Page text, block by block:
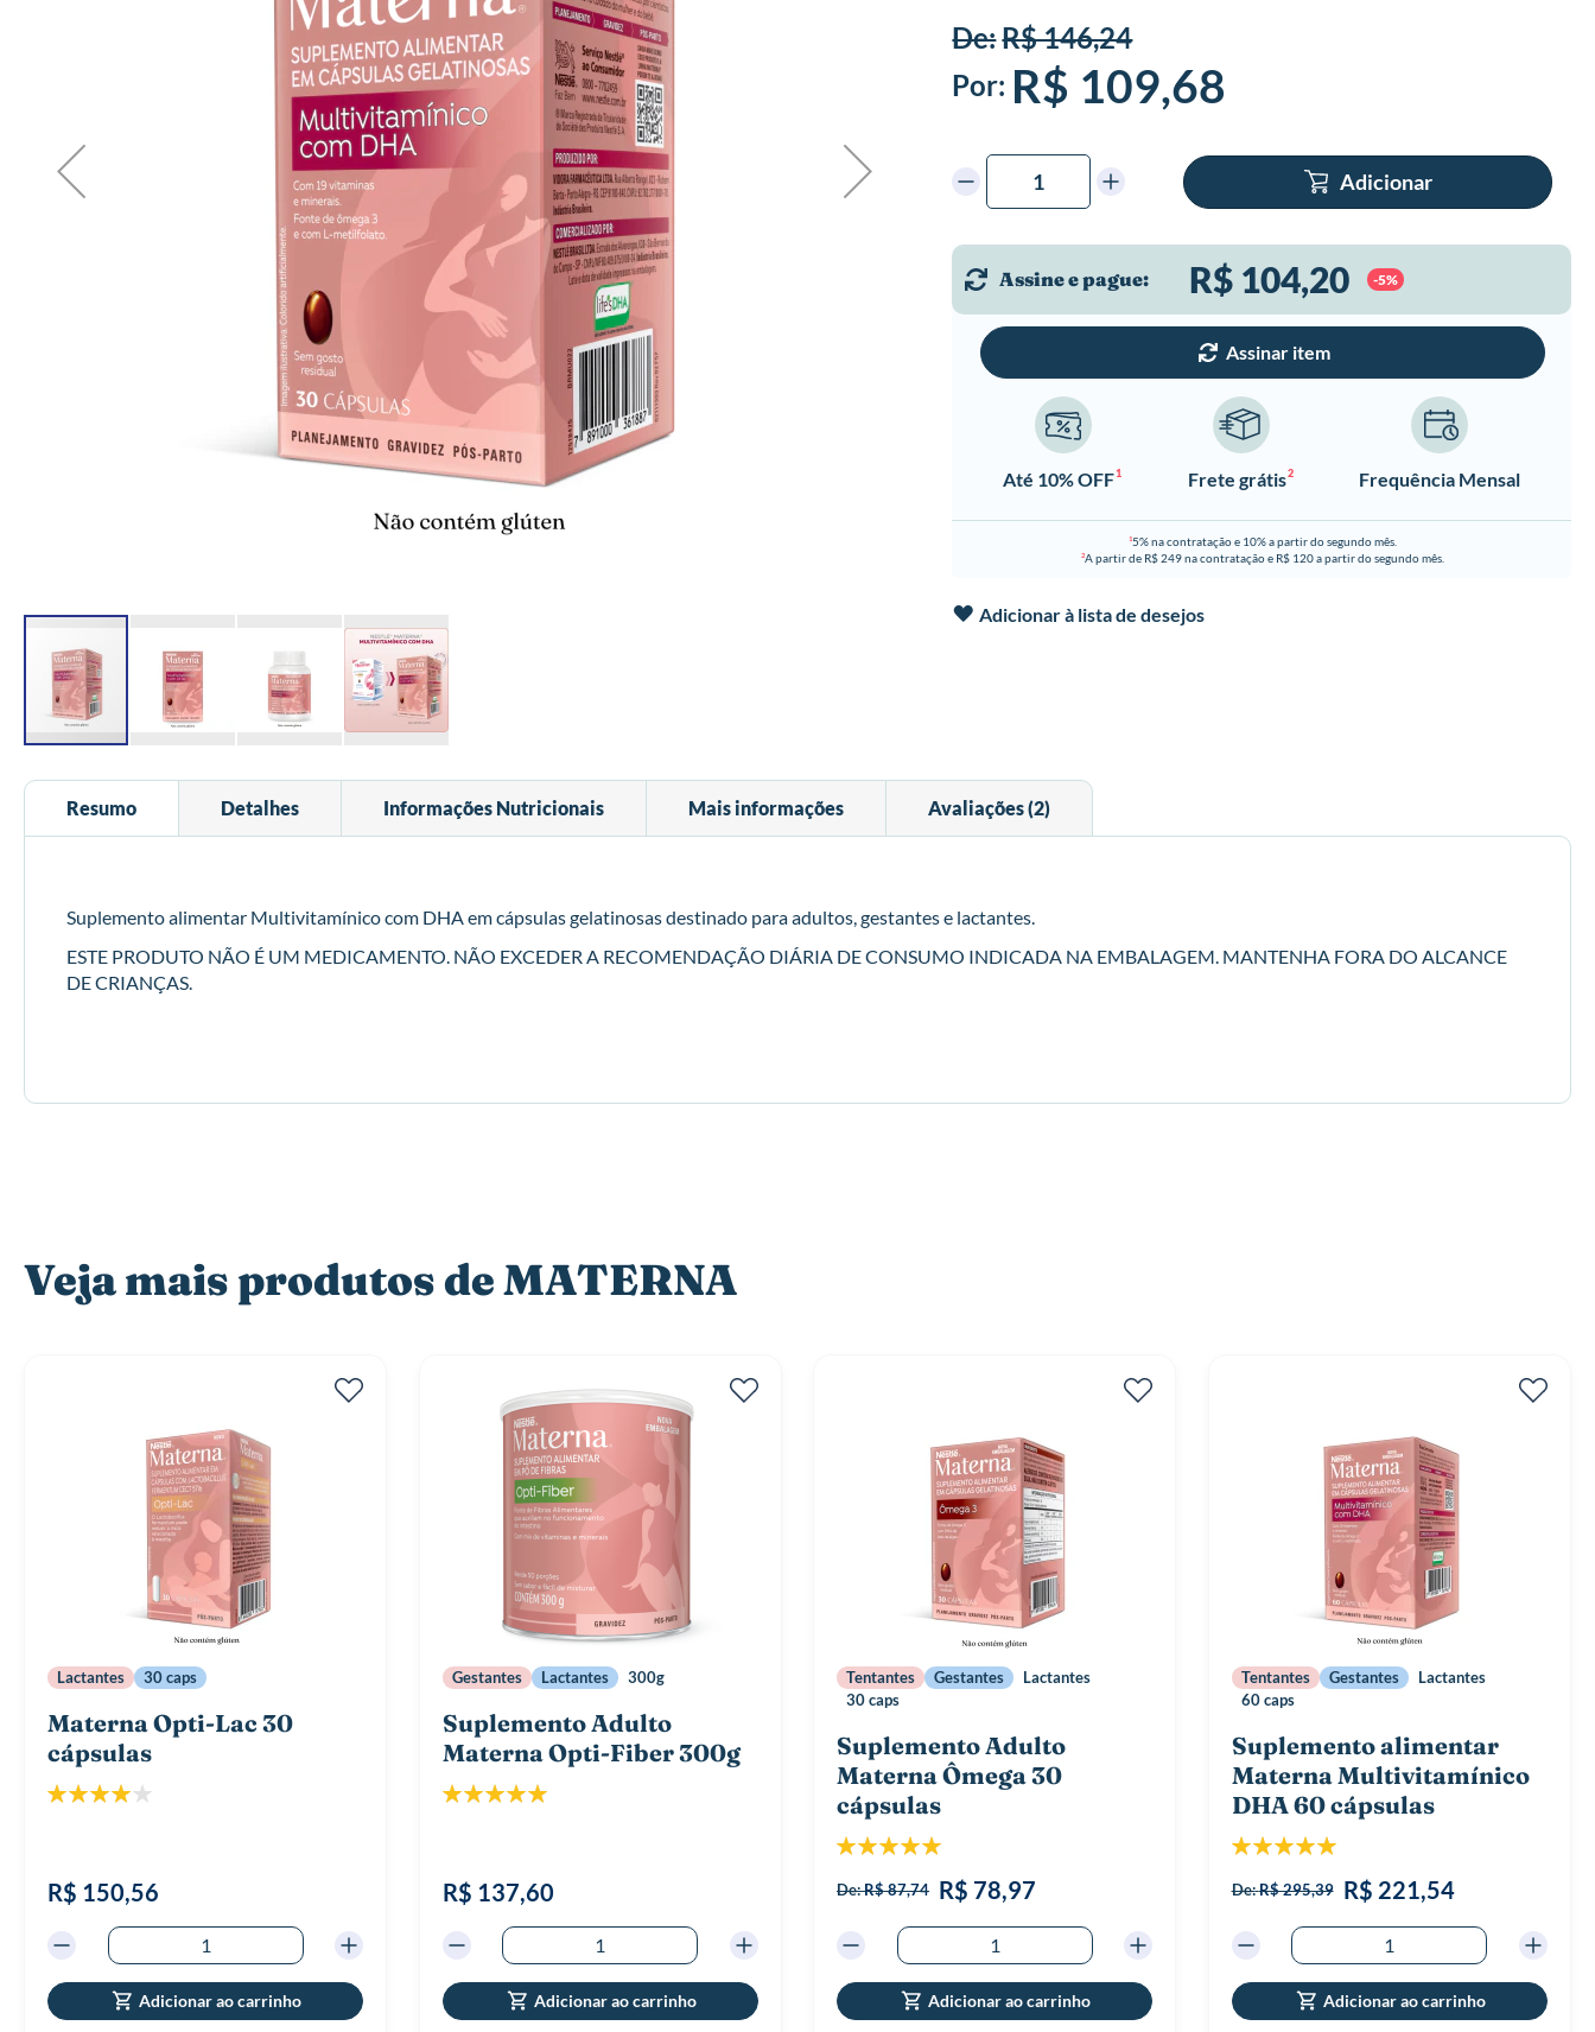
De:R$ 146,24
Por: R$ 109,68
Adicionar
Assine e pague: R$ 104,20 -5%
Assinar item
Até 10% OFF1 Frete grátis2 Frequência Mensal
15% na contratação e 10% a partir do segundo mês.
2A partir de R$ 249 na contratação e R$ 120 a partir do segundo mês.
Adicionar à lista de desejos
para
início
Resumo
Suplemento alimentar Multivitamínico com DHA em cápsulas gelatinosas destinado para adultos, gestantes e lactantes.
ESTE PRODUTO NÃO É UM MEDICAMENTO. NÃO EXCEDER A RECOMENDAÇÃO DIÁRIA DE CONSUMO INDICADA NA EMBALAGEM. MANTENHA FORA DO ALCANCE
DE CRIANÇAS.
Detalhes Informações Nutricionais Mais informações Avaliações 2
Veja mais produtos de MATERNA
Lactantes 30 caps
Materna Opti-Lac 30
cápsulas
Classificação:
R$ 150,56
Adicionar ao carrinho
Gestantes Lactantes 300g
Suplemento Adulto
Materna Opti-Fiber 300g
Classificação:
R$ 137,60
Adicionar ao carrinho
Tentantes Gestantes
Lactantes
30 caps
Suplemento Adulto
Materna Ômega 30
cápsulas
Classificação:
De:R$ 87,74 R$ 78,97
Adicionar ao carrinho
Tentantes Gestantes
Lactantes
60 caps
Suplemento alimentar
Materna Multivitamínico
DHA 60 cápsulas
Classificação:
De:R$ 295,39 R$ 221,54
Adicionar ao carrinho